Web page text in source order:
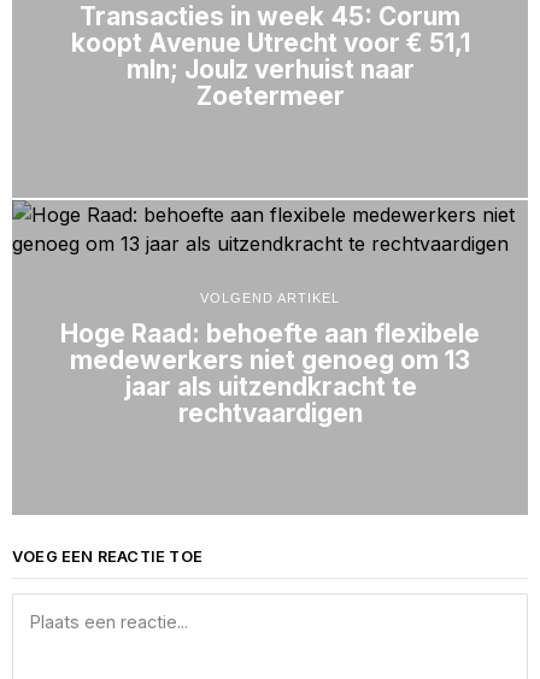
Transacties in week 45: Corum
koopt Avenue Utrecht voor € 51,1
mln; Joulz verhuist naar
Zoetermeer
VOLGEND ARTIKEL
Hoge Raad: behoefte aan flexibele
medewerkers niet genoeg om 13
jaar als uitzendkracht te
rechtvaardigen
VOEG EEN REACTIE TOE